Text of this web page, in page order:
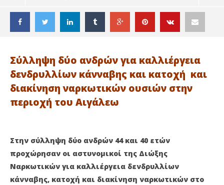
ΔΙΑΒΑΖΕΤΕ ΤΩΡΑ
Σύλληψη δύο ανδρών για καλλιέργεια
δενδρυλλίων κάνναβης και κατοχή και
διακίνηση ναρκωτικών ουσιών στην
περιοχή του Αιγάλεω
Στην σύλληψη δύο ανδρών 44 και 40 ετών
προχώρησαν οι αστυνομικοί της Διώξης
Ναρκωτικών για καλλιέργεια δενδρυλλίων
κάνναβης, κατοχή και διακίνηση ναρκωτικών στο